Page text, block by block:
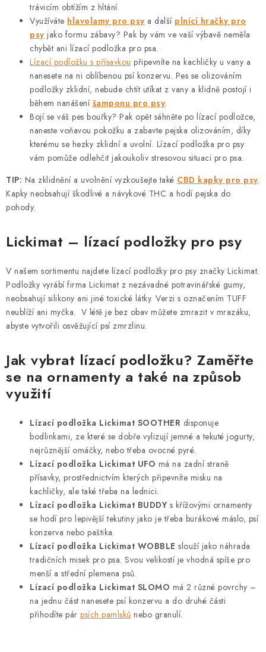
trávicím obtížím z hltání.
Využíváte hlavolamy pro psy a další plnící hračky pro
psy jako formu zábavy? Pak by vám ve vaší výbavě neměla
chybět ani lízací podložka pro psa.
Lízací podložku s přísavkou připevníte na kachličky u vany a
nanesete na ni oblíbenou psí konzervu. Pes se olizováním
podložky zklidní, nebude chtít utíkat z vany a klidně postojí i
během nanášení šamponu pro psy.
Bojí se váš pes bouřky? Pak opět sáhněte po lízací podložce,
naneste voňavou pokožku a zabavte pejska olizováním, díky
kterému se hezky zklidní a uvolní. Lízací podložka pro psy
vám pomůže odlehčit jakoukoliv stresovou situaci pro psa.
TIP: Na zklidnění a uvolnění vyzkoušejte také CBD kapky pro psy.
Kapky neobsahují škodlivé a návykové THC a hodí pejska do
pohody.
Lickimat – lízací podložky pro psy
V našem sortimentu najdete lízací podložky pro psy značky Lickimat.
Podložky vyrábí firma Lickimat z nezávadné potravinářské gumy,
neobsahují silikony ani jiné toxické látky. Verzi s označením TUFF
neublíží ani myčka. V létě je bez obav můžete zmrazit v mrazáku,
abyste vytvořili osvěžující psí zmrzlinu.
Jak vybrat lízací podložku? Zaměřte
se na ornamenty a také na způsob
využití
Lízací podložka Lickimat SOOTHER disponuje
bodlinkami, ze které se dobře vylizují jemné a tekuté jogurty,
nejrůznější omáčky, nebo třeba ovocné pyré.
Lízací podložka Lickimat UFO má na zadní straně
přísavky, prostřednictvím kterých připevníte misku na
kachličky, ale také třeba na lednici.
Lízací podložka Lickimat BUDDY s křížovými ornamenty
se hodí pro lepivější tekutiny jako je třeba burákové máslo, psí
konzerva nebo paštika.
Lízací podložka Lickimat WOBBLE slouží jako náhrada
tradičních misek pro psa. Svou velikostí je vhodná spíše pro
menší a střední plemena psů.
Lízací podložka Lickimat SLOMO má 2 různé povrchy –
na jednu část nanesete psí konzervu a do druhé části
přihodíte pár psích pamlsků nebo granulí.